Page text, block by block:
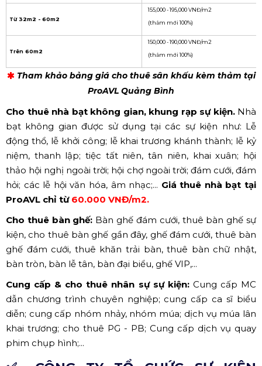
Từ 32m2 - 60m2
155,000 - 195,000 VNĐ/m2
(thảm mới 100%)
Trên 60m2
150,000 - 190,000 VNĐ/m2
(thảm mới 100%)
Tham khảo bảng giá cho thuê sân khấu kèm thảm tại
ProAVL Quảng Bình
Cho thuê nhà bạt không gian, khung rạp sự kiện. Nhà
bạt không gian được sử dụng tại các sự kiện như: Lễ
động thổ, lễ khởi công; lễ khai trương khánh thành; lễ kỷ
niệm, thanh lập; tiệc tất niên, tân niên, khai xuân; hội
thảo hội nghị ngoài trời; hội chợ ngoài trời; đám cưới, đám
hỏi; các lễ hội văn hóa, âm nhạc;... Giá thuê nhà bạt tại
ProAVL chỉ từ 60.000 VNĐ/m2.
Cho thuê bàn ghế: Bàn ghế đám cưới, thuê bàn ghế sự
kiện, cho thuê bàn ghế gần đây, ghế đám cưới, thuê bàn
ghế đám cưới, thuê khăn trải bàn, thuê bàn chữ nhật,
bàn tròn, bàn lễ tân, bàn đại biểu, ghế VIP,...
Cung cấp & cho thuê nhân sự sự kiện: Cung cấp MC
dẫn chương trình chuyên nghiệp; cung cấp ca sĩ biểu
diễn; cung cấp nhóm nhảy, nhóm múa; dịch vụ múa lân
khai trương; cho thuê PG - PB; Cung cấp dịch vụ quay
phim chụp hình;...